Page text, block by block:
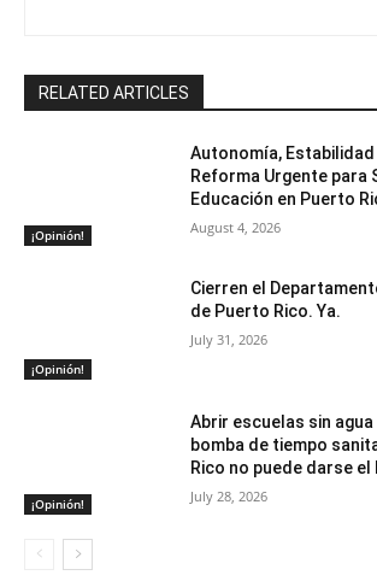
RELATED ARTICLES
¡Opinión!
Autonomía, Estabilidad
Reforma Urgente para
Educación en Puerto
August 4, 2026
¡Opinión!
Cierren el
de Puerto Rico. Ya.
July 31, 2026
¡Opinión!
Abrir escuelas sin
bomba de tiempo
Rico no puede darse
July 28, 2026